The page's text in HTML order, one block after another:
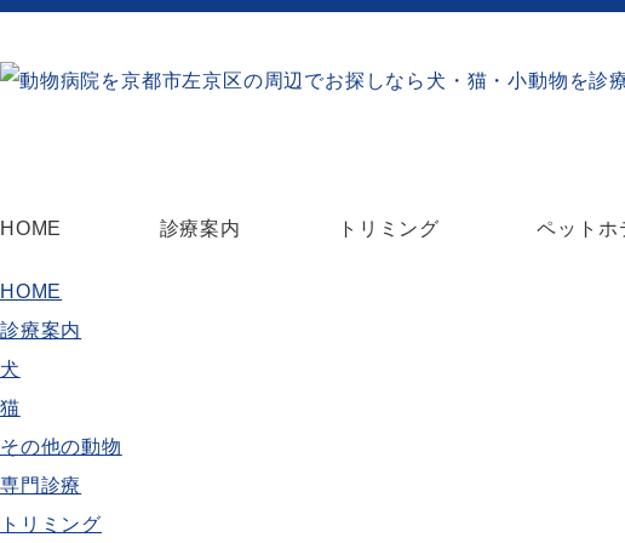
HOME 診療案内 トリミング ペットホ
HOME
診療案内
犬
猫
その他の動物
専門診療
トリミング